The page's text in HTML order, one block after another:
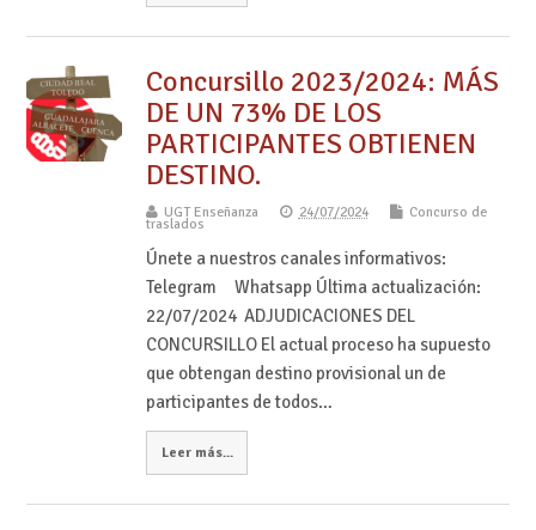
Concursillo 2023/2024: MÁS
DE UN 73% DE LOS
PARTICIPANTES OBTIENEN
DESTINO.
UGT Enseñanza 24/07/2024 Concurso de
traslados
Únete a nuestros canales informativos:
Telegram Whatsapp Última actualización:
22/07/2024 ADJUDICACIONES DEL
CONCURSILLO El actual proceso ha supuesto
que obtengan destino provisional un de
participantes de todos…
Leer más...